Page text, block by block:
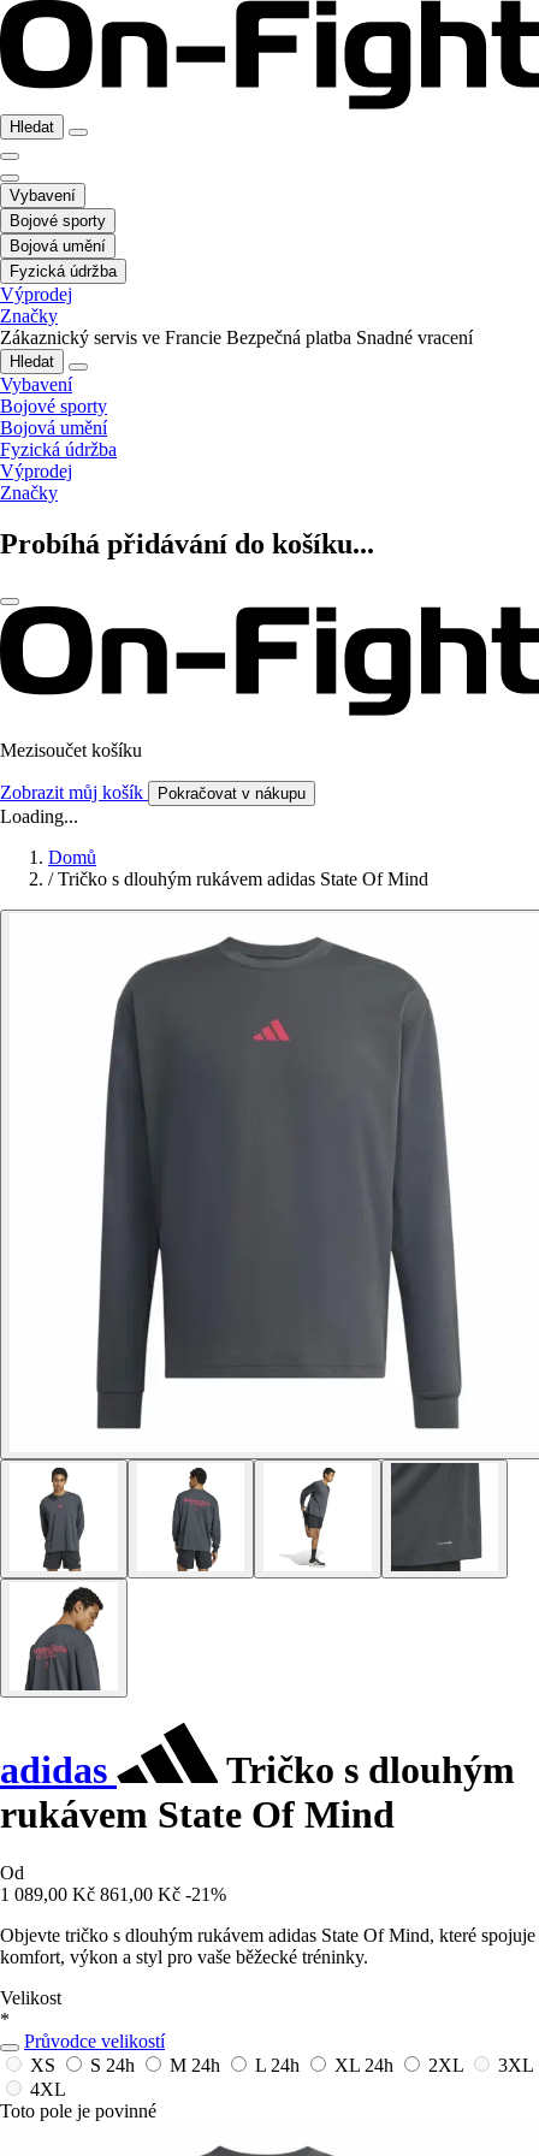
Hledat
Vybavení
Bojové sporty
Bojová umění
Fyzická údržba
Výprodej
Značky
Zákaznický servis ve Francie Bezpečná platba Snadné vracení
Hledat
Vybavení
Bojové sporty
Bojová umění
Fyzická údržba
Výprodej
Značky
Probíhá přidávání do košíku...
Mezisoučet košíku
Zobrazit můj košík Pokračovat v nákupu
Loading...
Domů
/ Tričko s dlouhým rukávem adidas State Of Mind
adidas
Tričko s dlouhým
rukávem State Of Mind
Od
1 089,00 Kč 861,00 Kč -21%
Objevte tričko s dlouhým rukávem adidas State Of Mind, které spojuje
komfort, výkon a styl pro vaše běžecké tréninky.
Velikost
*
Průvodce velikostí
XS
S 24h M 24h L 24h XL 24h 2XL
3XL
4XL
Toto pole je povinné